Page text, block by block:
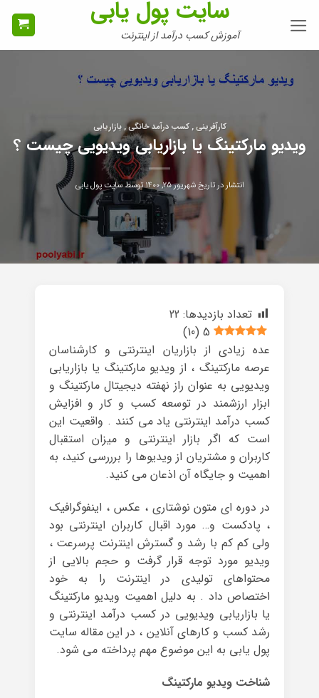
سایت پول یابی
آموزش کسب درآمد از اینترنت
کارآفرینی , کسب درآمد خانگی , بازاریابی
ویدیو مارکتینگ یا بازاریابی ویدیویی چیست ؟
انتشار در تاریخشهریور ۲۵, ۱۴۰۰ توسطسایت پول یابی
تعداد بازدیدها: 22
5
(
10
)
عده زیادی از بازاریان اینترنتی و کارشناسان
عرصه مارکتینگ ، از ویدیو مارکتینگ یا بازاریابی
ویدیویی به عنوان راز نهفته دیجیتال مارکتینگ و
ابزار ارزشمند در توسعه کسب و کار و افزایش
کسب درآمد اینترنتی یاد می کنند . واقعیت این
است که اگر بازار اینترنتی و میزان استقبال
کاربران و مشتریان از ویدیوها را برررسی کنید، به
اهمیت و جایگاه آن اذعان می کنید.
در دوره ای متون نوشتاری ، عکس ، اینفوگرافیک
، پادکست و… مورد اقبال کاربران اینترنتی بود
ولی کم کم با رشد و گسترش اینترنت پرسرعت ،
ویدیو مورد توجه قرار گرفت و حجم بالایی از
محتواهای تولیدی در اینترنت را به خود
اختصاص داد . به دلیل اهمیت ویدیو مارکتینگ
یا بازاریابی ویدیویی در کسب درآمد اینترنتی و
رشد کسب و کارهای آنلاین ، در این مقاله سایت
پول یابی به این موضوع مهم پرداخته می شود.
شناخت ویدیو مارکتینگ